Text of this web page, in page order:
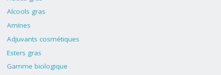
Alcools gras
Amines
Adjuvants cosmétiques
Esters gras
Gamme biologique